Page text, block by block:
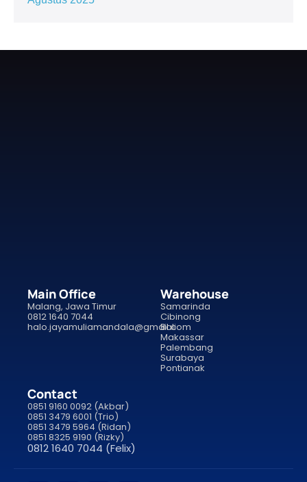
Main Office
Malang, Jawa Timur
0812 1640 7044
halo.jayamuliamandala@gmail.com
Warehouse
Samarinda
Cibinong
Bali
Makassar
Palembang
Surabaya
Pontianak
Contact
0851 9160 0092 (Akbar)
0851 3479 6001 (Trio)
0851 3479 5964 (Ridan)
0851 8325 9190 (Rizky)
0812 1640 7044 (Felix)